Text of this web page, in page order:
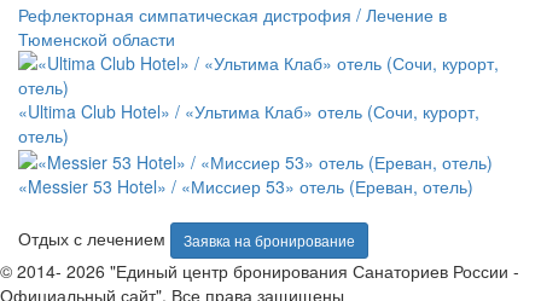
Рефлекторная симпатическая дистрофия / Лечение в
Тюменской области
«Ultima Club Hotel» / «Ультима Клаб» отель (Сочи, курорт,
отель)
«Messier 53 Hotel» / «Миссиер 53» отель (Ереван, отель)
Отдых с лечением Заявка на бронирование
© 2014- 2026 "Единый центр бронирования Санаториев России -
Официальный сайт". Все права защищены